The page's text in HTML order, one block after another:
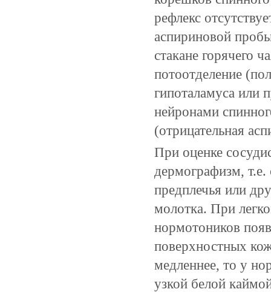
рефлекс
аспириновой
стакане горячего
потоотделение
гипоталамуса или
нейронами
(отрицательная
При оценке
дермографизм,
предплечья или
молотка. При
нормотоников
поверхностных
медленнее, то у
узкой белой